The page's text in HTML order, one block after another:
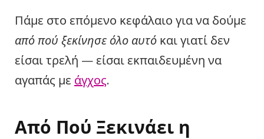
Πάμε στο επόμενο κεφάλαιο για να δούμε
από πού ξεκίνησε όλο αυτό και γιατί δεν
είσαι τρελή — είσαι εκπαιδευμένη να
αγαπάς με άγχος.
Από Πού Ξεκινάει η